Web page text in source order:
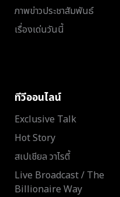
ภาพข่าวประชาสัมพันธ์
เรื่องเด่นวันนี้
ทีวีออนไลน์
Exclusive Talk
Hot Story
สเปเชียล วาไรตี้
Live Broadcast / The
Billionaire Way